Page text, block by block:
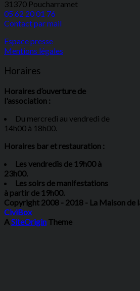
31370 Poucharramet
05 62 20 01 76
Contact par mail
Espace presse
Mentions légales
Horaires
Horaires d’ouverture de
l'association :
Du mercredi au vendredi de
14h00 à 18h00.
Horaires bar et restauration :
Les vendredis de 19h00 à
23h00.
Les soirs de manifestations
à partir de 19h00.
Copyright 2008 - 2018 - La Maison de
CiviBox
ASiteOrigin Theme